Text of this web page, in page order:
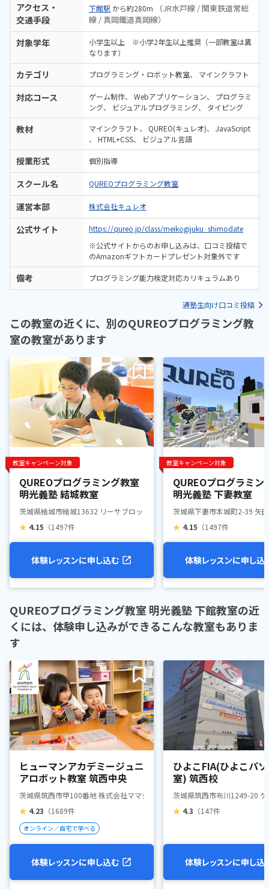
アクセス・
交通手段
下館駅 から約280m
（JR水戸線 / 関東鉄道常総
線 / 真岡鐵道真岡線）
対象学年
小学生以上 ※小学2年生以上推奨（一部教室は異
なります）
カテゴリ プログラミング・ロボット教室 マインクラフト
対応コース ゲーム制作 Webアプリケーション
プログラミ
ング
ビジュアルプログラミング タイピング
教材 マインクラフト QUREO(キュレオ)
JavaScript
HTML+CSS
ビジュアル言語
授業形式 個別指導
スクール名 QUREOプログラミング教室
運営本部 株式会社キュレオ
公式サイト
https://qureo.jp/class/meikogijuku_shimodate
※公式サイトからのお申し込みは、口コミ投稿で
のAmazonギフトカードプレゼント対象外です
備考 プログラミング能力検定対応カリキュラムあり
通塾生向け口コミ投稿
この教室の近くに、別のQUREOプログラミング教
室の教室があります
教室キャンペーン対象
QUREOプログラミング教室
明光義塾 結城教室
茨城県結城市結城13632 リーサブロックビル 2F
★ 4.15 （1497件
体験レッスンに申し込む
教室キャンペーン対象
QUREOプログラミン
明光義塾 下妻教室
茨城県下妻市本城町2-39 矢
★ 4.15 （1497件
体験レッスンに申し込
QUREOプログラミング教室 明光義塾 下館教室の近
くには、体験申し込みができるこんな教室もありま
す
ヒューマンアカデミージュニ
アロボット教室 筑西中央
茨城県筑西市甲100番地 株式会社ママダコーキ・2階
★ 4.23 （1689件
オンライン／自宅で学べる
体験レッスンに申し込む
ひよこFIA(ひよこパ
室) 筑西校
茨城県筑西市布川1249-20
★ 4.3 （147件
体験レッスンに申し込